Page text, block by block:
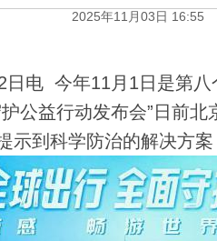
2025年11月03日 16:55
今年11月1日是第八
公益行动发布会”日前
示到科学防治的解决方